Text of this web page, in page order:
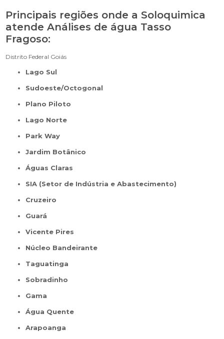
Principais regiões onde a Soloquimica
atende Análises de água Tasso
Fragoso:
Distrito Federal Goiás
Lago Sul
Sudoeste/Octogonal
Plano Piloto
Lago Norte
Park Way
Jardim Botânico
Águas Claras
SIA (Setor de Indústria e Abastecimento)
Cruzeiro
Guará
Vicente Pires
Núcleo Bandeirante
Taguatinga
Sobradinho
Gama
Água Quente
Arapoanga